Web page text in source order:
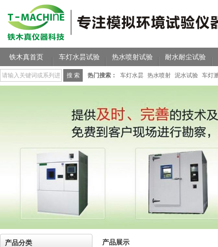
铁木真首页 车灯水昙试验 热水喷射试验 耐水耐尘试验
热门搜索： 车灯水昙 热水喷射 泥水试验 车灯
产品分类 产品展示